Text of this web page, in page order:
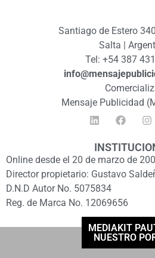
Santiago de Estero
Salta |
Tel: +54 387
Mensaje Publicidad
Online desde el 20 de marzo de
Director propietario: Gustavo
D.N.D Autor No. 5075834
Reg. de Marca No. 12069656
MEDIAKIT
NUESTRO